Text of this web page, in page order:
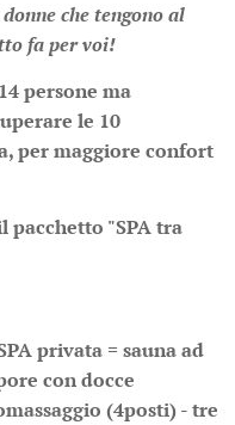
che tengono al
fa per voi!
persone ma
le 10
per maggiore confort
"SPA tra
privata = sauna ad
con docce
(4posti) - tre